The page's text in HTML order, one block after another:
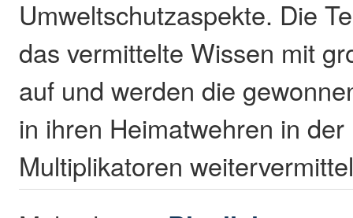
Umweltschutzaspekte. Die
das vermittelte Wissen mit
auf und werden die
in ihren Heimatwehren in
Multiplikatoren